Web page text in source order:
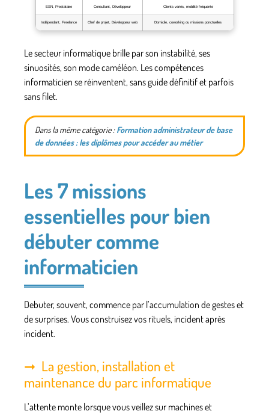
ESN, Prestataire Consultant, Développeur Clients variés, mobilité fréquente
Indépendant, Freelance Chef de projet, Développeur web Domicile, coworking ou missions ponctuelles
Lesecteur informatique brille par son instabilité, ses
sinuosités, son mode caméléon. Lescompétences
informaticien se réinventent, sans guide définitif et parfois
sans filet.
Dans la même catégorie :Formation administrateur de base
de données : les diplômes pour accéder au métier
Les 7 missions
essentielles pour bien
débuter comme
informaticien
Debuter, souvent, commence par l’accumulation de gestes et
de surprises. Vous construisez vos rituels, incident après
incident.
La gestion, installation et
maintenance du parc informatique
L’attente monte lorsque vous veillez sur machines et